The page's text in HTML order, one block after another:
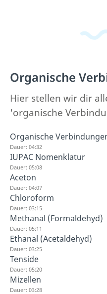
Organische
Hier stellen wir dir
'organische
Organische
Dauer: 04:32
IUPAC Nomenklatur
Dauer: 05:08
Aceton
Dauer: 04:07
Chloroform
Dauer: 03:15
Methanal (Formaldehyd)
Dauer: 05:11
Ethanal (Acetaldehyd)
Dauer: 03:25
Tenside
Dauer: 05:20
Mizellen
Dauer: 03:28